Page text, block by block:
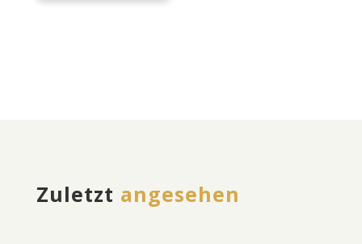
Zuletzt angesehen